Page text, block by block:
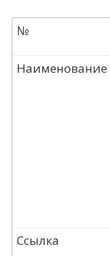
№
Ссылка